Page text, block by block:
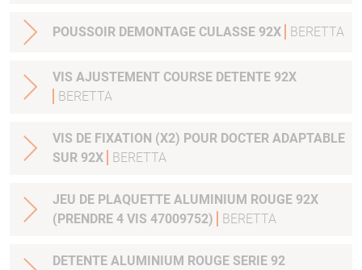
POUSSOIR DEMONTAGE CULASSE 92X BERETTA
VIS AJUSTEMENT COURSE DETENTE 92X
BERETTA
VIS DE FIXATION (X2) POUR DOCTER ADAPTABLE
SUR 92X
BERETTA
JEU DE PLAQUETTE ALUMINIUM ROUGE 92X
(PRENDRE 4 VIS 47009752)
BERETTA
DETENTE ALUMINIUM ROUGE SERIE 92